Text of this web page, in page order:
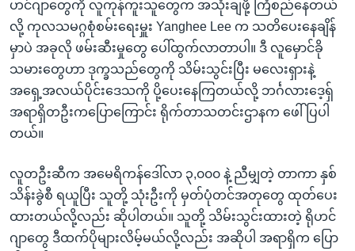
ဟင်ဂျာတွေကို လူကုန်ကူးသူတွေက အသုံးချဖို့ ကြံစည်နေတယ်
လို့ ကုလသမဂ္ဂစုံစမ်းရေးမှူး Yanghee Lee က သတိပေးနေချိန်
မှာပဲ အခုလို ဖမ်းဆီးမှုတွေ ပေါ်ထွက်လာတာပါ။ ဒီ လူမှောင်ခို
သမားတွေဟာ ဒုက္ခသည်တွေကို သိမ်းသွင်းပြီး မလေးရှားနဲ့
အရှေ့အလယ်ပိုင်းဒေသကို ပို့ပေးနေကြတယ်လို့ ဘင်္ဂလားဒေ့ရှ်
အရာရှိတဦးကပြောကြောင်း ရိုက်တာသတင်းဌာနက ဖေါ်ပြပါ
တယ်။
လူတဦးဆီက အမေရိကန်ဒေါ်လာ ၃,၀၀၀ နဲ့ ညီမျှတဲ့ တာကာ နှစ်
သိန်းခွဲစီ ရယူပြီး သူတို့ သုံးဦးကို မှတ်ပုံတင်အတုတွေ ထုတ်ပေး
ထားတယ်လို့လည်း ဆိုပါတယ်။ သူတို့ သိမ်းသွင်းထားတဲ့ ရိုဟင်
ဂျာတွေ ဒီထက်ပိုများလိမ့်မယ်လို့လည်း အဆိုပါ အရာရှိက ပြော